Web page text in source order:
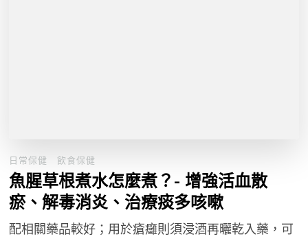
日常保健 飲食保健
魚腥草根煮水怎麼煮？- 增強活血散
瘀、解毒消炎、治療痰多咳嗽
配相關藥品較好；用於瘡癰則須浸酒再曬乾入藥，可